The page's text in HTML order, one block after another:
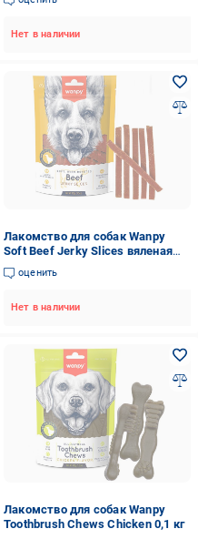
Нет в наличии
Лакомство для собак Wanpy
Soft Beef Jerky Slices вяленая
говядина с уткой слайсы 100 г
(MA-04S)
оценить
Нет в наличии
Лакомство для собак Wanpy
Toothbrush Chews Chicken 0,1 кг